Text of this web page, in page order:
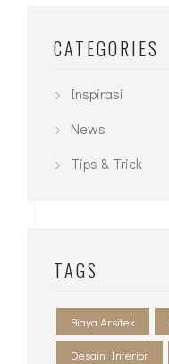
CATEGORIES
Inspirasi
News
Tips & Trick
TAGS
Biaya Arsitek
Desain Interior